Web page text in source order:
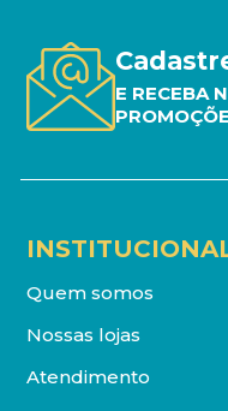
E RECEBA
Quem somos
Nossas lojas
Atendimento